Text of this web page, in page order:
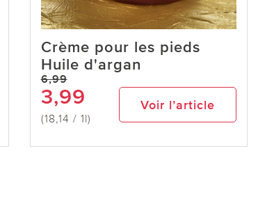
Crème pour les pieds
Huile d'argan
6,99
3,99
(18,14 / 1l)
Voir l’article